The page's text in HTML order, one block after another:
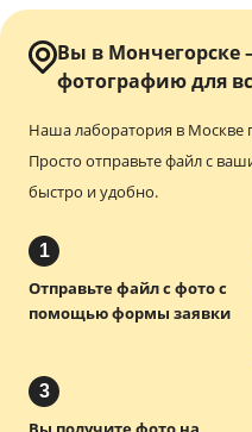
Вы в
фотографиюдля
Наша лаборатория в Москве
Просто отправьте файл с
быстро и удобно.
1
Отправьте файл с фото с
помощью формы заявки
3